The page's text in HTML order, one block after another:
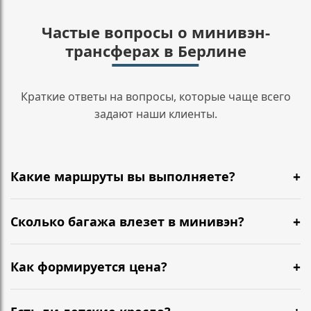
Частые вопросы о минивэн-
трансферах в Берлине
Краткие ответы на вопросы, которые чаще всего
задают наши клиенты.
Какие маршруты вы выполняете?
Работаем по Берлину (от 10 км), аэропорту BER,
городам Германии (до 600 км) и международным
Амстердам.
Сколько багажа влезет в минивэн?
Стандартная вместимость: 6 пассажиров + 6-7
больших чемоданов. В модификации Long: 6
пассажиров + до 8 чемоданов. Коляски, ручная
Как формируется цена?
Фиксированная стоимость рассчитывается при
бронировании по формуле: расстояние + время